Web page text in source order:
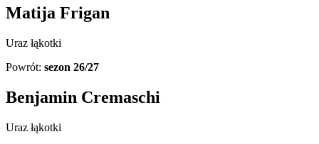
Matija Frigan
Uraz łąkotki
Powrót: sezon 26/27
Benjamin Cremaschi
Uraz łąkotki